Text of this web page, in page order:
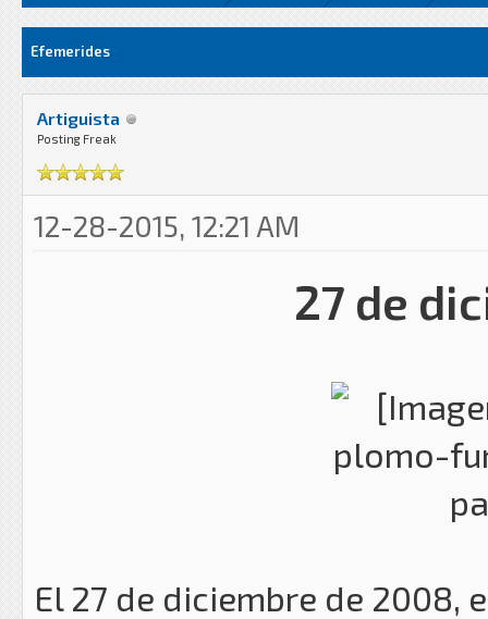
Efemerides
Artiguista
Posting Freak
12-28-2015, 12:21 AM
27 de
El 27 de diciembre de 2008,